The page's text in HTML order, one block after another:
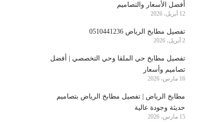
أفضل الأسعار والتصاميم
12 أبريل، 2026
تفصيل مطابخ الرياض 0510441236
2 أبريل، 2026
تفصيل مطابخ حي الملقا وحي التخصصي | أفضل
تصاميم وأسعار
16 مارس، 2026
مطابخ الرياض | تفصيل مطابخ الرياض بتصاميم
حديثة وجودة عالية
15 مارس، 2026